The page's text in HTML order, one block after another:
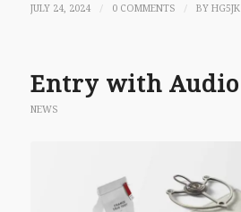
JULY 24, 2024 / 0 COMMENTS / BY HG5JK
Entry with Audio
NEWS